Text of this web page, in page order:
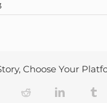
Choose Your
Twitter Reddit LinkedIn